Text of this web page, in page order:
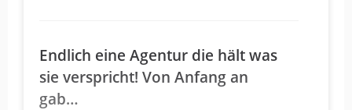
Endlich eine Agentur die hält was
sie verspricht! Von Anfang an
gab…